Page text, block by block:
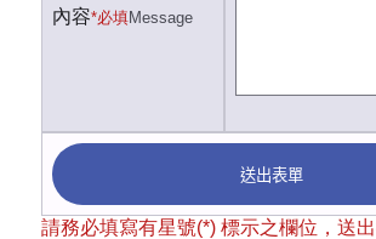
內容*必填Message
送出表單
請務必填寫有星號(*) 標示之欄位，送